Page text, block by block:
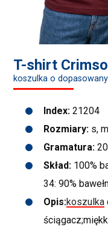
T-shirt
koszulka o
Index: 21204
Rozmiary: s,
Gramatura:
Skład: 100%
34: 90%
Opis:koszulka